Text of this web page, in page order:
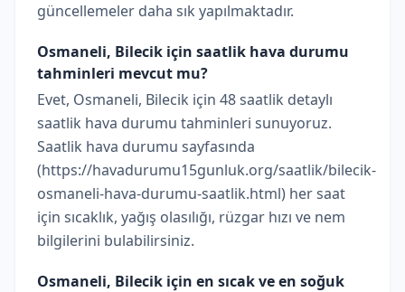
güncellemeler daha sık yapılmaktadır.
Osmaneli, Bilecik için saatlik hava durumu
tahminleri mevcut mu?
Evet, Osmaneli, Bilecik için 48 saatlik detaylı
saatlik hava durumu tahminleri sunuyoruz.
Saatlik hava durumu sayfasında
(https://havadurumu15gunluk.org/saatlik/bilecik-
osmaneli-hava-durumu-saatlik.html) her saat
için sıcaklık, yağış olasılığı, rüzgar hızı ve nem
bilgilerini bulabilirsiniz.
Osmaneli, Bilecik için en sıcak ve en soğuk